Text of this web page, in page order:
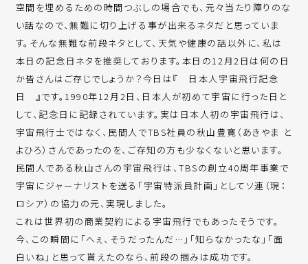
空間を埋めるための時間つぶしの場合でも、元々当たり障りのな
い話なので、無難に切り上げる事が出来るネタだと思っていま
す。そんな無難な前段ネタとして、天気や健康の話以外に、私は
本日の記念日ネタを推奨しております。本日の12月2日は何の日
か皆さんはご存じでしょうか？今日は『 日本人宇宙飛行記念
日 』です。1990年12月2日、日本人が初めて宇宙に行った日と
して、記念日に記録されています。実は日本人初の宇宙飛行は、
宇宙飛行士ではなく、民間人でTBS社員の秋山豊寛（あきやま と
よひろ）さんであったのを、ご存知の方も少なくないと思います。
民間人である秋山さんの宇宙飛行は、TBSの創立40周年事業で
宇宙にジャーナリストを送る「宇宙特派員計画」としてソ連（現：
ロシア）の協力の元、実現しました。
これは世界初の商業契約による宇宙飛行でもあったそうです。
今、この瞬間に「へぇ、そうだったんだ…」「知らなかったな」「面
白いね」と思って貰えたのなら、前段の掴みは成功です。